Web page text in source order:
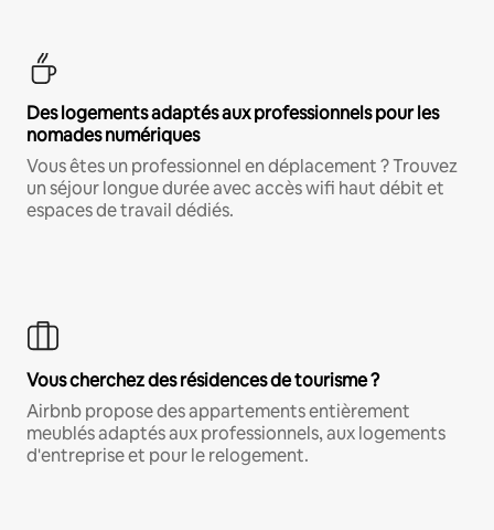
Des logements adaptés aux professionnels pour les
nomades numériques
Vous êtes un professionnel en déplacement ? Trouvez
un séjour longue durée avec accès wifi haut débit et
espaces de travail dédiés.
Vous cherchez des résidences de tourisme ?
Airbnb propose des appartements entièrement
meublés adaptés aux professionnels, aux logements
d'entreprise et pour le relogement.